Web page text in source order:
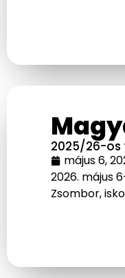
2025/26-os
május 6,
2026. május
Zsombor,